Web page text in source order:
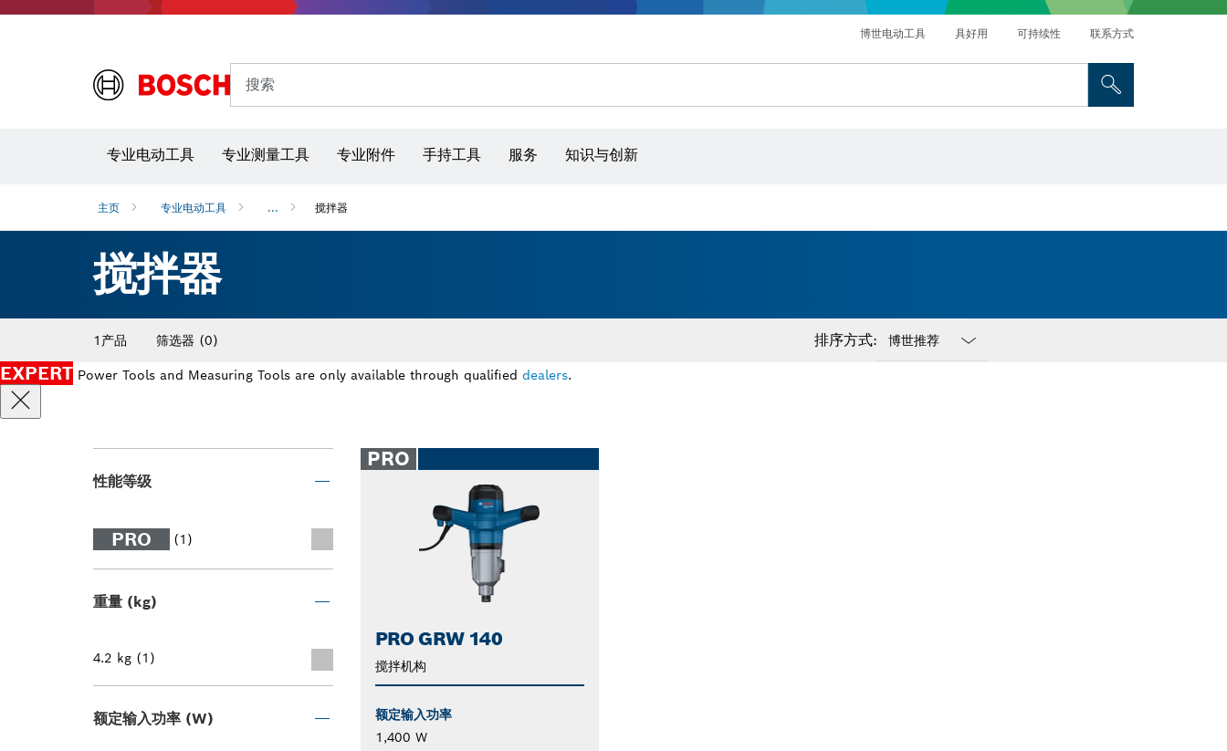
博世电动工具 具好用 可持续性 联系方式
搜索
专业电动工具 专业测量工具 专业附件 手持工具 服务 知识与创新
主页 专业电动工具 ... 搅拌器
搅拌器
1产品 筛选器 (0) 排序方式:
EXPERT Power Tools and Measuring Tools are only available through qualified dealers.
性能等级
PRO (1)
重量 (kg)
4.2 kg (1)
额定输入功率 (W)
PRO
PRO GRW 140
搅拌机构
额定输入功率
1,400 W